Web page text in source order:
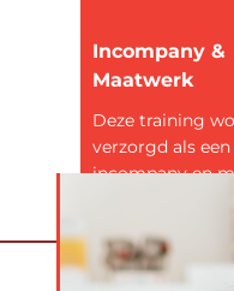
Incompany &
Maatwerk
Deze training
verzorgd als een
incompany en
doen we alles in
samenspraak.